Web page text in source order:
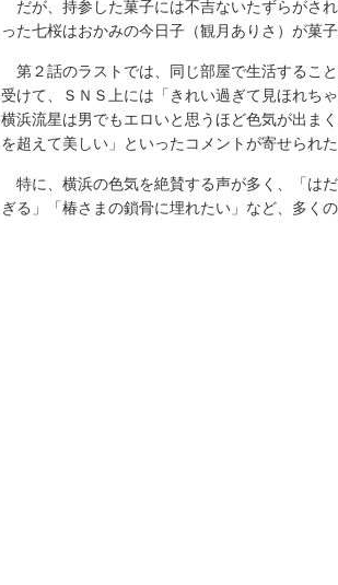
だが、持参した菓子には不吉ないたずらがさ
った七桜はおかみの今日子（観月ありさ）が菓
第２話のラストでは、同じ部屋で生活するこ
受けて、ＳＮＳ上には「きれい過ぎて見ほれち
横浜流星は男でもエロいと思うほど色気が出ま
を超えて美しい」といったコメントが寄せられた
特に、横浜の色気を絶賛する声が多く、「は
ぎる」「椿さまの鎖骨に埋れたい」など、多く